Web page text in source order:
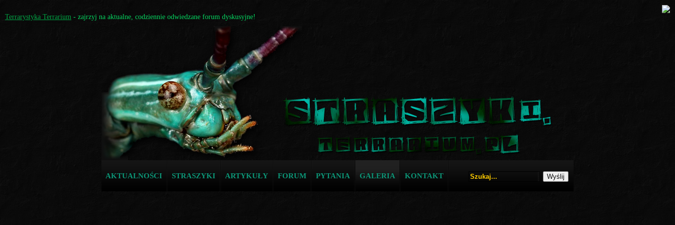
Terrarystyka Terrarium - zajrzyj na aktualne, codziennie odwiedzane forum dyskusyjne!
AKTUALNOŚCI STRASZYKI ARTYKUŁY FORUM PYTANIA GALERIA KONTAKT